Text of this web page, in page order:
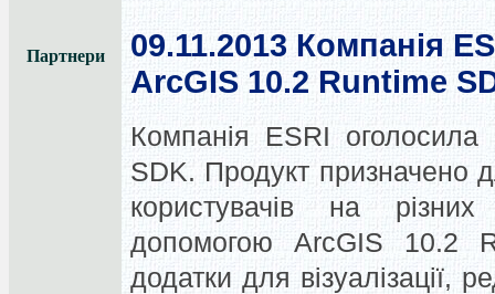
Партнери 09.11.2013 Компанія
ArcGIS 10.2 Runtime
Компанія ESRI
SDK. Продукт призначено
користувачів на
допомогою ArcGIS 10.2
додатки для візуалізації,